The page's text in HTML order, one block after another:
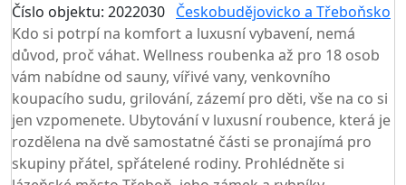
Číslo objektu: 2022030 Českobudějovicko a Třeboňsko
Kdo si potrpí na komfort a luxusní vybavení, nemá
důvod, proč váhat. Wellness roubenka až pro 18 osob
vám nabídne od sauny, vířivé vany, venkovního
koupacího sudu, grilování, zázemí pro děti, vše na co si
jen vzpomenete. Ubytování v luxusní roubence, která je
rozdělena na dvě samostatné části se pronajímá pro
skupiny přátel, spřátelené rodiny. Prohlédněte si